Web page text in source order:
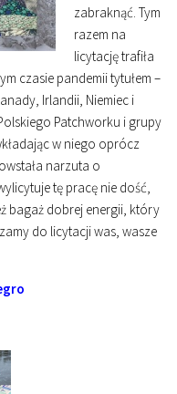
zabraknąć. Tym
razem na
licytację trafiła
czasie pandemii tytułem –
Irlandii, Niemiec i
Patchworku i grupy
w niego oprócz
narzuta o
tę pracę nie dość,
bagaż dobrej energii, który
do licytacji was, wasze